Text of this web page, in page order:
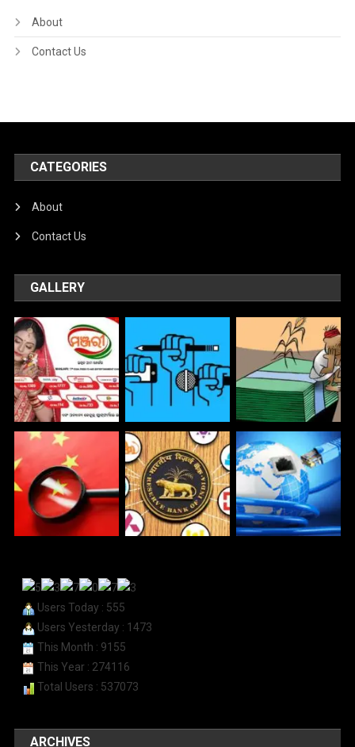
About
Contact Us
CATEGORIES
About
Contact Us
GALLERY
Users Today : 555
Users Yesterday : 1473
This Month : 9155
This Year : 274116
Total Users : 537073
ARCHIVES